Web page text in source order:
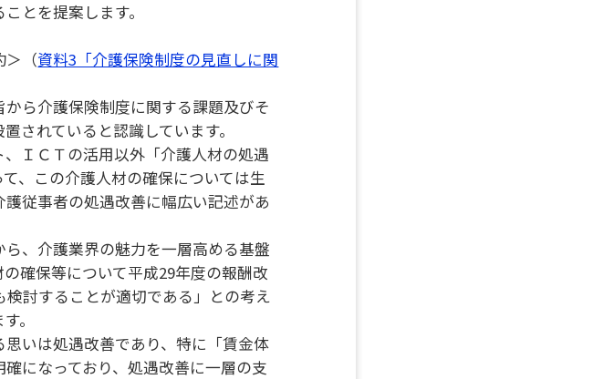
とを提案します。
＞（資料3「介護保険制度の見直しに関
ら介護保険制度に関する課題及びそ
されていると認識しています。
ＩＣＴの活用以外「介護人材の処遇
、この介護人材の確保については生
従事者の処遇改善に幅広い記述があ
、介護業界の魅力を一層高める基盤
確保等について平成29年度の報酬改
討することが適切である」との考え
。
いは処遇改善であり、特に「賃金体
になっており、処遇改善に一層の支